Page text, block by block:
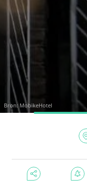
Bron:MobikeHotel